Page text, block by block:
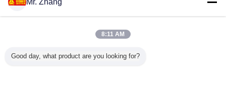
Mr. Zhang
8:11 AM
Good day, what product are you looking for?